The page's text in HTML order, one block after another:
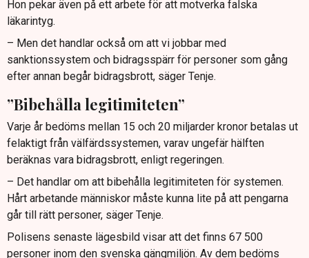
Hon pekar även på ett arbete för att motverka falska
läkarintyg.
– Men det handlar också om att vi jobbar med
sanktionssystem och bidragsspärr för personer som gång
efter annan begår bidragsbrott, säger Tenje.
”Bibehålla legitimiteten”
Varje år bedöms mellan 15 och 20 miljarder kronor betalas ut
felaktigt från välfärdssystemen, varav ungefär hälften
beräknas vara bidragsbrott, enligt regeringen.
– Det handlar om att bibehålla legitimiteten för systemen.
Hårt arbetande människor måste kunna lite på att pengarna
går till rätt personer, säger Tenje.
Polisens senaste lägesbild visar att det finns 67 500
personer inom den svenska gängmiljön. Av dem bedöms